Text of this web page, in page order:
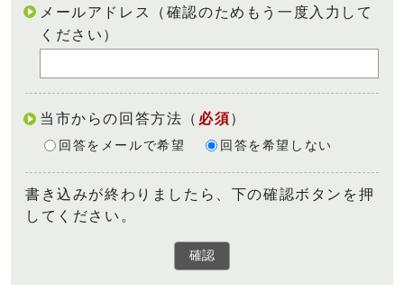
メールアドレス（確認のためもう一度入力して
ください）
当市からの回答方法 （ 必須）
回答をメールで希望 回答を希望しない
書き込みが終わりましたら、下の確認ボタンを押
してください。
確認